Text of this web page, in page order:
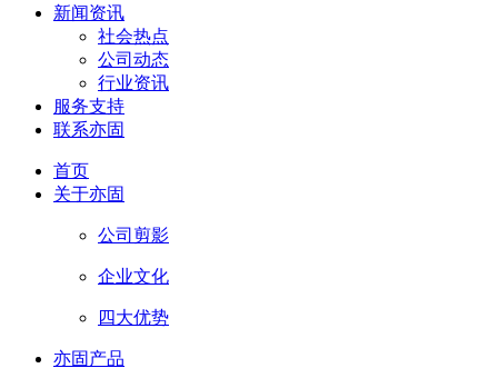
新闻资讯
社会热点
公司动态
行业资讯
服务支持
联系亦固
首页
关于亦固
公司剪影
企业文化
四大优势
亦固产品